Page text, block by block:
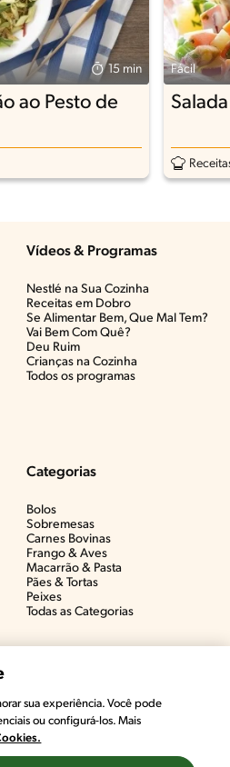
15 min
ao Pesto de
Fácil
Vídeos & Programas​
Nestlé na Sua Cozinha
Receitas em Dobro
Se Alimentar Bem, Que Mal Tem?​
Vai Bem Com Quê?​
Deu Ruim​
Crianças na Cozinha​
Todos os programas
Categorias
Bolos
Sobremesas
Carnes Bovinas​
Frango & Aves​
Macarrão & Pasta​
Pães & Tortas​
Peixes
Todas as Categorias
sua experiência. Você pode
ou configurá-los. Mais